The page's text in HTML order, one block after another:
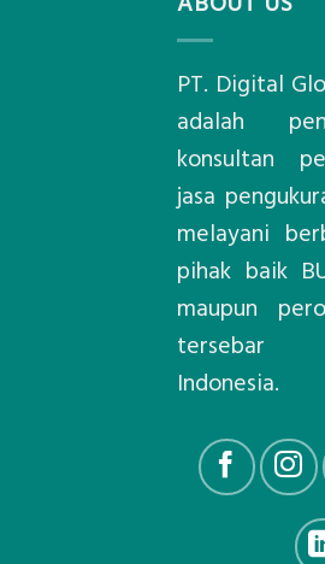
PT. Digital
adalah
konsultan
jasa
melayani
pihak baik
maupun
tersebar
Indonesia.